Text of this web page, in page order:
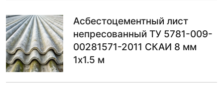
Асбестоцементный лист
непресованный ТУ 5781-009-
00281571-2011 СКАИ 8 мм
1х1.5 м